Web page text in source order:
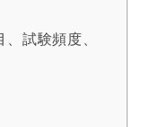
試験頻度、